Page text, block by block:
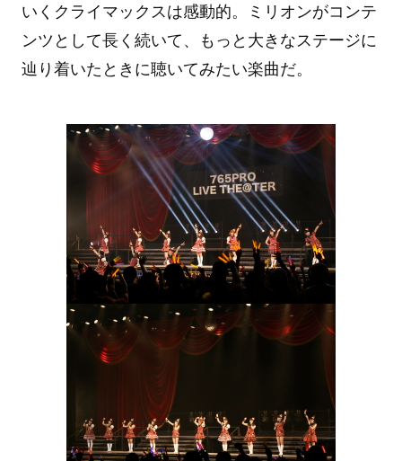
いくクライマックスは感動的。ミリオンがコンテ
ンツとして長く続いて、もっと大きなステージに
辿り着いたときに聴いてみたい楽曲だ。